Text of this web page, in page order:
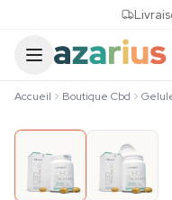
Accueil Boutique Cbd